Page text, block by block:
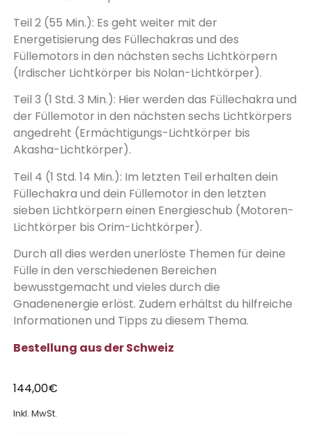
Teil 2 (55 Min.): Es geht weiter mit der
Energetisierung des Füllechakras und des
Füllemotors in den nächsten sechs Lichtkörpern
(Irdischer Lichtkörper bis Nolan-Lichtkörper).
Teil 3 (1 Std. 3 Min.): Hier werden das Füllechakra und
der Füllemotor in den nächsten sechs Lichtkörpers
angedreht (Ermächtigungs-Lichtkörper bis
Akasha-Lichtkörper).
Teil 4 (1 Std. 14 Min.): Im letzten Teil erhalten dein
Füllechakra und dein Füllemotor in den letzten
sieben Lichtkörpern einen Energieschub (Motoren-
Lichtkörper bis Orim-Lichtkörper).
Durch all dies werden unerlöste Themen für deine
Fülle in den verschiedenen Bereichen
bewusstgemacht und vieles durch die
Gnadenenergie erlöst. Zudem erhältst du hilfreiche
Informationen und Tipps zu diesem Thema.
Bestellung aus der Schweiz
144,00€
Inkl. MwSt.